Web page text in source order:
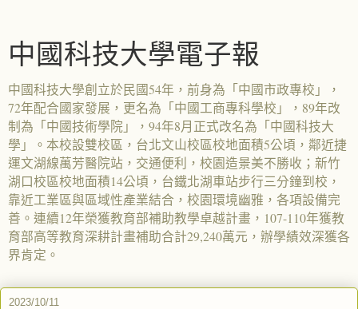
中國科技大學電子報
中國科技大學創立於民國54年，前身為「中國市政專校」，
72年配合國家發展，更名為「中國工商專科學校」，89年改
制為「中國技術學院」，94年8月正式改名為「中國科技大
學」。本校設雙校區，台北文山校區校地面積5公頃，鄰近捷
運文湖線萬芳醫院站，交通便利，校園造景美不勝收；新竹
湖口校區校地面積14公頃，台鐵北湖車站步行三分鐘到校，
靠近工業區與區域性產業結合，校園環境幽雅，各項設備完
善。連續12年榮獲教育部補助教學卓越計畫，107-110年獲教
育部高等教育深耕計畫補助合計29,240萬元，辦學績效深獲各
界肯定。
2023/10/11